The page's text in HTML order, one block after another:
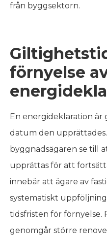
från byggsektorn.
förnyelse
En energideklaration är
datum den
byggnadsägaren se till
upprättas för att
innebär att ägare av
systematiskt
tidsfristen för förnyelse.
genomgår större